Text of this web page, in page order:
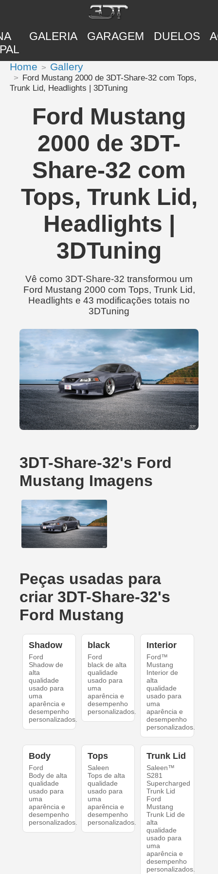
GALERIA GARAGEM DUELOS
Home Gallery
Ford Mustang 2000 de 3DT-Share-32 com Tops,
Trunk Lid, Headlights | 3DTuning
Ford Mustang
2000 de 3DT-
Share-32 com
Tops, Trunk Lid,
Headlights |
3DTuning
Vê como 3DT-Share-32 transformou um
Ford Mustang 2000 com Tops, Trunk Lid,
Headlights e 43 modificações totais no
3DTuning
3DT-Share-32's Ford
Mustang Imagens
Peças usadas para
criar 3DT-Share-32's
Ford Mustang
Shadow
Ford
Shadow de
alta
qualidade
usado para
uma
aparência e
desempenho
personalizados.
black
Ford
black de alta
qualidade
usado para
uma
aparência e
desempenho
personalizados.
Interior
Ford™
Mustang
Interior de
alta
qualidade
usado para
uma
aparência e
desempenho
personalizados.
Body
Ford
Body de alta
qualidade
usado para
uma
aparência e
desempenho
personalizados.
Tops
Saleen
Tops de alta
qualidade
usado para
uma
aparência e
desempenho
personalizados.
Trunk Lid
Saleen™
S281
Supercharged
Trunk Lid
Ford
Mustang
Trunk Lid de
alta
qualidade
usado para
uma
aparência e
desempenho
personalizados.